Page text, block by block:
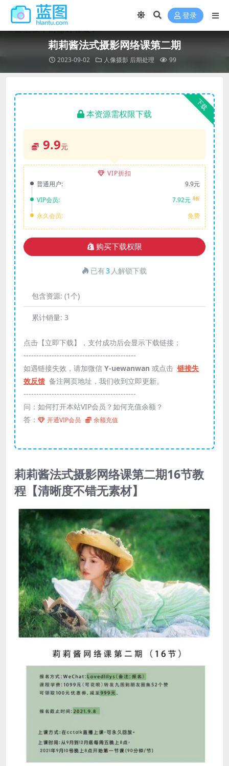
登录
莉莉酱法式摄影网络课第二期
2023-09-02 人像摄影 后期处理 99
下载
本资源需权限下载
9.9元
VIP折扣
普通用户:
9.9元
VIP会员:
7.92元 8折
永久会员: 免费
购买下载权限
已有3 人解锁下载
包含资源: (1个)
累计销量: 3
点击【立即下载】，支付成功后会显示下载链接；
--------------------------------------------
如遇链接失效，请加微信 Y-uewanwan 或点击 链接失
效反馈 备注网页地址，我们收到立即更新。
--------------------------------------------
问：如何打开本站VIP会员？如何充值余额？
答：
开通VIP会员 余额充值
莉莉酱法式摄影网络课第二期16节教
程【清晰度不错无素材】